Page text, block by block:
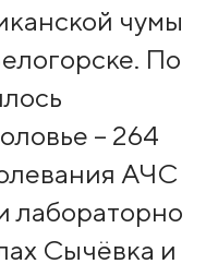
чумы
По
– 264
АЧС
лабораторно
Сычёвка и